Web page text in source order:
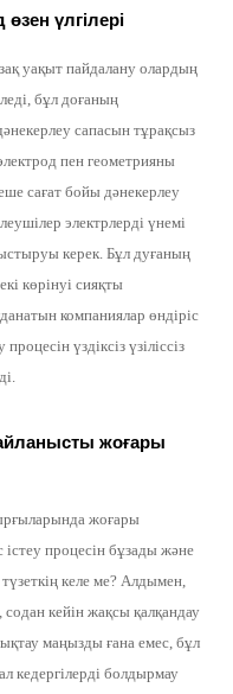
үлгілері
уақыт пайдалану олардың
бұл доғаның
сапасын тұрақсыз
пен геометрияны
сағат бойы дәнекерлеу
электрлерді үнемі
керек. Бұл дуғаның
көрінуі сияқты
компаниялар өндіріс
үздіксіз үзіліссіз
жоғары
жоғары
процесін бұзады және
келе ме? Алдымен,
содан кейін жақсы қалқандау
маңызды ғана емес, бұл
кедергілерді болдырмау